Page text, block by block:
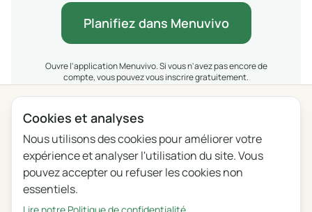
Planifiez dans Menuvivo
Ouvre l'application Menuvivo. Si vous n'avez pas encore de
compte, vous pouvez vous inscrire gratuitement.
ConfidentialitéConditionsBlogFeedback
Journal des modificationsParamètres des cookies
English
Polski
Cookies et analyses
Nous utilisons des cookies pour améliorer votre
expérience et analyser l'utilisation du site. Vous
pouvez accepter ou refuser les cookies non
essentiels.